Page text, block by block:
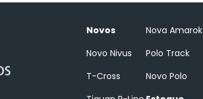
Novos
Novo Nivus
T-Cross
Nova Amarok
Polo Track
Novo Polo